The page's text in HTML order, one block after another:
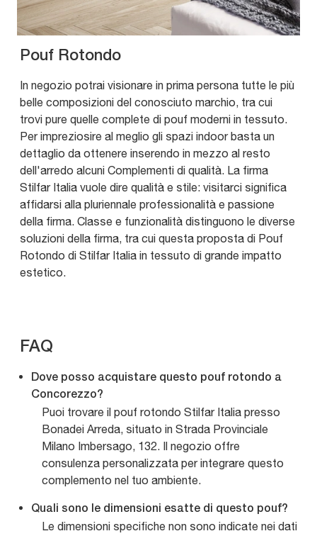
Pouf Rotondo
In negozio potrai visionare in prima persona tutte le più
belle composizioni del conosciuto marchio, tra cui
trovi pure quelle complete di pouf moderni in tessuto.
Per impreziosire al meglio gli spazi indoor basta un
dettaglio da ottenere inserendo in mezzo al resto
dell'arredo alcuni Complementi di qualità. La firma
Stilfar Italia vuole dire qualità e stile: visitarci significa
affidarsi alla pluriennale professionalità e passione
della firma. Classe e funzionalità distinguono le diverse
soluzioni della firma, tra cui questa proposta di Pouf
Rotondo di Stilfar Italia in tessuto di grande impatto
estetico.
FAQ
Dove posso acquistare questo pouf rotondo a
Concorezzo?
Puoi trovare il pouf rotondo Stilfar Italia presso
Bonadei Arreda, situato in Strada Provinciale
Milano Imbersago, 132. Il negozio offre
consulenza personalizzata per integrare questo
complemento nel tuo ambiente.
Quali sono le dimensioni esatte di questo pouf?
Le dimensioni specifiche non sono indicate nei dati